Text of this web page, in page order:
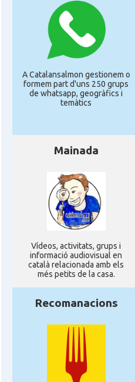
CAMON
CAMON
CAMON
CAMON
CAMON
CAMON
CAMON
CAMON
CAMON
CAMON
A Catalansalmon gestionem o
formem part d'uns 250 grups
de whatsapp, geogràfics i
temàtics
Mainada
Ví­deos, activitats, grups i
informació audiovisual en
català relacionada amb els
més petits de la casa.
Recomanacions